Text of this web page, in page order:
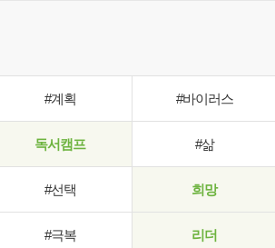
#계획 #바이러스
독서캠프 #삶
#선택 희망
#극복 리더